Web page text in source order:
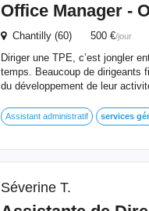
Office Manager -
Chantilly (60) 500 €/jour
Diriger une TPE, c’est jongler
temps. Beaucoup de dirigeants
du développement de leur
Assistant administratif services
Séverine T.